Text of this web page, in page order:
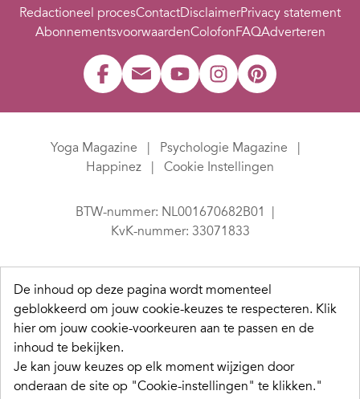
Redactioneel procesContactDisclaimerPrivacy statement
AbonnementsvoorwaardenColofonFAQAdverteren
Yoga Magazine
Psychologie Magazine
Happinez
Cookie Instellingen
BTW-nummer: NL001670682B01
KvK-nummer: 33071833
De inhoud op deze pagina wordt momenteel
geblokkeerd om jouw cookie-keuzes te respecteren. Klik
hier om jouw cookie-voorkeuren aan te passen en de
inhoud te bekijken.
Je kan jouw keuzes op elk moment wijzigen door
onderaan de site op "Cookie-instellingen" te klikken."